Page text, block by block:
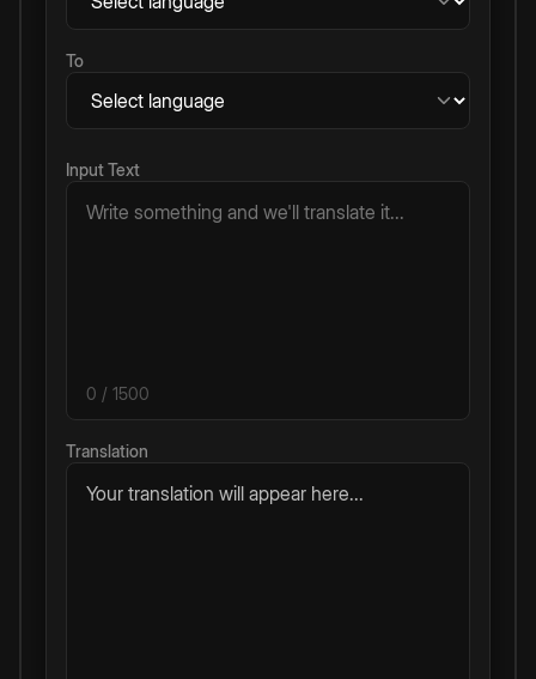
To
Input Text
0 / 1500
Translation
Your translation will appear here...